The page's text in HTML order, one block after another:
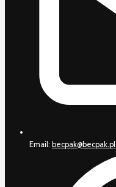
Email: becpak@becpak.pl